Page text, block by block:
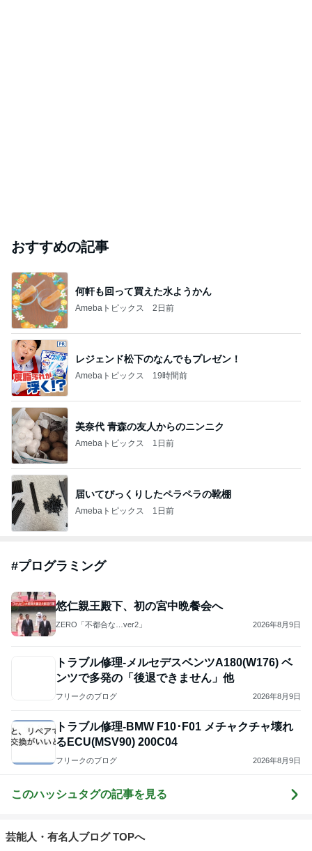
おすすめの記事
何軒も回って買えた水ようかん
Amebaトピックス 2日前
レジェンド松下のなんでもプレゼン！
Amebaトピックス 19時間前
美奈代 青森の友人からのニンニク
Amebaトピックス 1日前
届いてびっくりしたペラペラの靴棚
Amebaトピックス 1日前
#プログラミング
悠仁親王殿下、初の宮中晩餐会へ
ZERO「不都合な…ver2」 2026年8月9日
トラブル修理-メルセデスベンツA180(W176) ベ
ンツで多発の「後退できません」他
フリークのブログ 2026年8月9日
トラブル修理-BMW F10･F01 メチャクチャ壊れ
るECU(MSV90) 200C04
フリークのブログ 2026年8月9日
このハッシュタグの記事を見る
芸能人・有名人ブログ TOPへ